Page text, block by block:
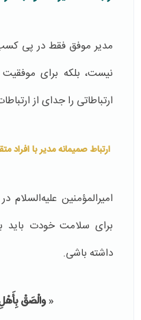
مدیر موفق فقط در پی
نیست، بلکه برای
ارتباطاتی را جدای از
ارتباطصمیمانهمدیر با افراد
امیرالمؤمنین علیه‌السلام
برای سلامت خودت باید
داشته باشی.
«والْصَقْ